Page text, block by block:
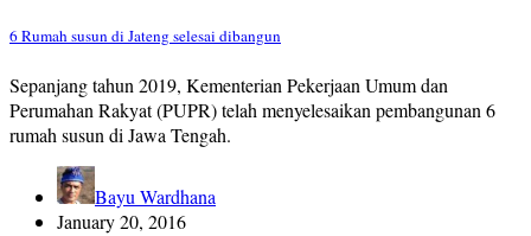
6 Rumah susun di Jateng selesai dibangun
Sepanjang tahun 2019, Kementerian Pekerjaan Umum dan
Perumahan Rakyat (PUPR) telah menyelesaikan pembangunan 6
rumah susun di Jawa Tengah.
Bayu Wardhana
January 20, 2016